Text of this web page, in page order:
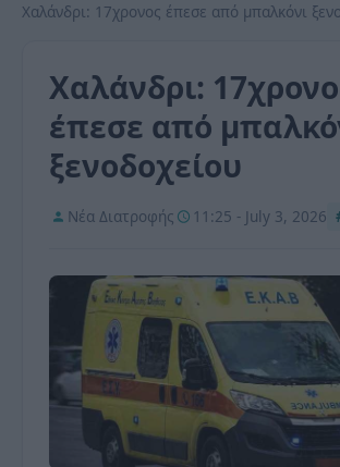
Χαλάνδρι: 17χρονος έπεσε από μπαλκόνι
Χαλάνδρι:
έπεσε από
ξενοδοχείου
Νέα Διατροφής 11:25 - July 3, 2026